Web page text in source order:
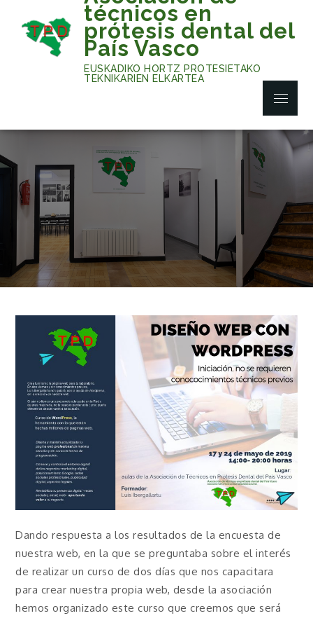
content
técnicos en
prótesis dental del
País Vasco
EUSKADIKO HORTZ PROTESIETAKO
TEKNIKARIEN ELKARTEA
Menu
Dando respuesta a los resultados de la encuesta de
nuestra web, en la que se preguntaba sobre el interés
de realizar un curso de dos días que nos capacitara
para crear nuestra propia web, desde la asociación
hemos organizado este curso que creemos que será